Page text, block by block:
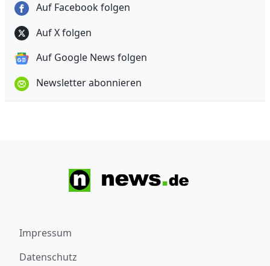
Auf Facebook folgen
Auf X folgen
Auf Google News folgen
Newsletter abonnieren
Impressum
Datenschutz